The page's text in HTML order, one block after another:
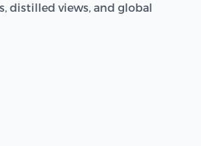
distilled views, and global